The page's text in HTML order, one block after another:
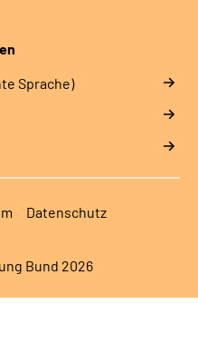
Sprache)
Datenschutz
Bund 2026